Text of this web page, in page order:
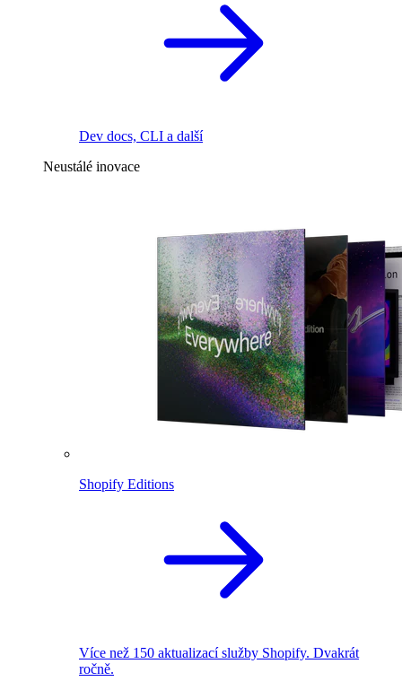
Dev docs, CLI a další
Neustálé inovace
Shopify Editions
Více než 150 aktualizací služby Shopify. Dvakrát
ročně.